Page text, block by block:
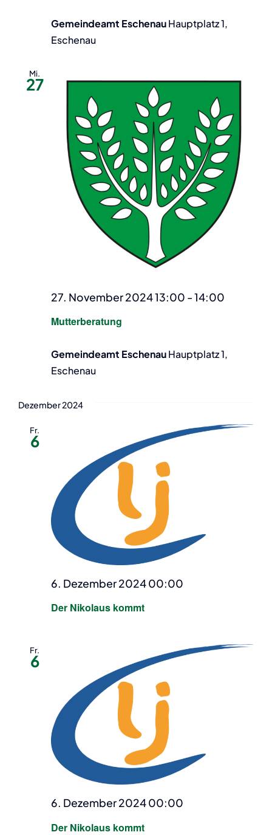
Gemeindeamt EschenauHauptplatz 1,
Eschenau
Mi.
27
Mutterberatung
27. November 2024 13:00 -14:00
Gemeindeamt EschenauHauptplatz 1,
Eschenau
Dezember 2024
Fr.
6
Der Nikolaus kommt
6. Dezember 2024 00:00
Fr.
6
Der Nikolaus kommt
6. Dezember 2024 00:00